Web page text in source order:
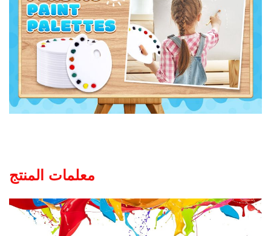
معلمات المنتج